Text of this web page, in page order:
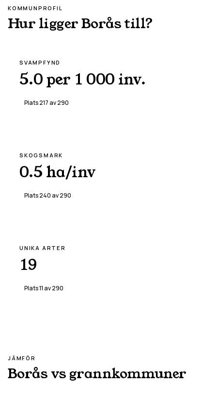
KOMMUNPROFIL
Hur liggerBoråstill?
SVAMPFYND
5.0 per 1 000 inv.
Plats217 av290
SKOGSMARK
0.5 ha/inv
Plats240 av290
UNIKA ARTER
19
Plats11 av290
JÄMFÖR
Borås vs grannkommuner